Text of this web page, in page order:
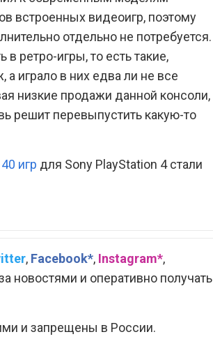
встроенных видеоигр, поэтому
отдельно не потребуется.
в ретро-игры, то есть такие,
играло в них едва ли не все
низкие продажи данной консоли,
решит перевыпустить какую-то
игр для Sony PlayStation 4 стали
, Facebook*, Instagram*,
новостями и оперативно получать
и запрещены в России.